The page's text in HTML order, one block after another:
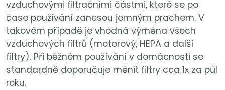
vzduchovými filtračními částmi, které se po
čase používání zanesou jemným prachem. V
takovém případě je vhodná výměna všech
vzduchových filtrů (motorový, HEPA a další
filtry). Při běžném používání v domácnosti se
standardně doporučuje měnit filtry cca 1x za půl
roku.